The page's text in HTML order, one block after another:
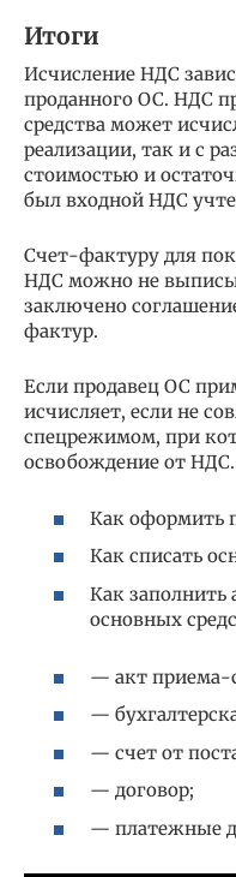
Итоги
Исчисление НДС
проданного ОС. НДС
средства может
реализации, так и с
стоимостью и
был входной НДС
Счет-фактуру для
НДС можно не
заключено
фактур.
Если продавец ОС
исчисляет, если не
спецрежимом, при
освобождение от НДС.
Как оформить
Как списать
Как заполнить
основных
— акт приема-
—
— счет от
— договор;
— платежные